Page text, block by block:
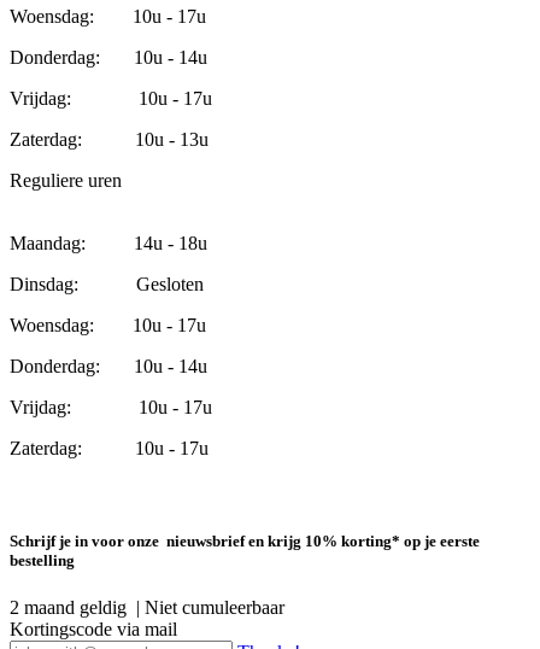
Woensdag: 10u - 17u
Donderdag: 10u - 14u
Vrijdag: 10u - 17u
Zaterdag: 10u - 13u
Reguliere uren
Maandag: 14u - 18u
Dinsdag: Gesloten
Woensdag: 10u - 17u
Donderdag: 10u - 14u
Vrijdag: 10u - 17u
Zaterdag: 10u - 17u
Schrijf je in voor onze nieuwsbrief en krijg 10% korting* op je eerste
bestelling
2 maand geldig | Niet cumuleerbaar
Kortingscode via mail